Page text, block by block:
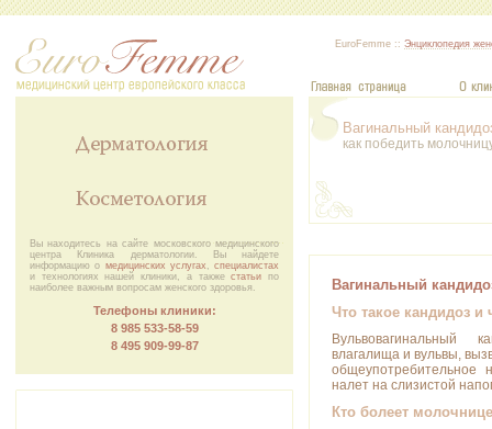
Вы находитесь на сайте московского медицинского
центра Клиника дерматологии. Вы найдете
информацию о медицинских услугах , специалистах
и технологиях нашей клиники, а такжестатьи по
наиболее важным вопросам женского здоровья.
Телефоны клиники:
8 985 533-58-59
8 495 909‑99‑87
EuroFemme :: Энциклопедия
Вагинальный
как победить
Вагинальный
Что такое кандидоз и
Вульвовагинальный
влагалища и вульвы,
общеупотребительное
налет на слизистой
Кто болеет